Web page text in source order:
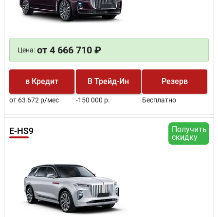
Цена: от 4 666 710 ₽
в Кредит
от 63 672 р/мес
В Трейд-Ин
-150 000 р.
Резерв
Бесплатно
Получить
скидку
E-HS9